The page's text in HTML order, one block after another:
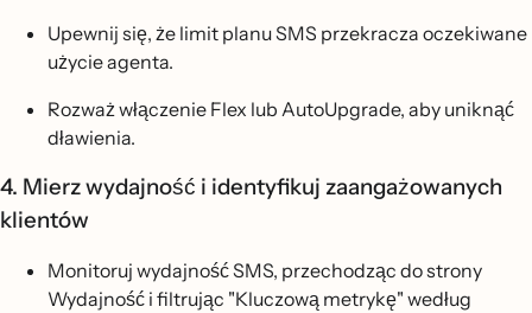
Upewnij się, że limit planu SMS przekracza oczekiwane
użycie agenta.
Rozważ włączenie Flex lub AutoUpgrade, aby uniknąć
dławienia.
4. Mierz wydajność i identyfikuj zaangażowanych
klientów
Monitoruj wydajność SMS, przechodząc do strony
Wydajność i filtrując "Kluczową metrykę" według